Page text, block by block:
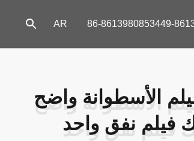
86-8613980853449-
AR
الأسطوانة واضح
فيلم نفق واحد
الأسطوانة واضح
فيلم نفق واحد